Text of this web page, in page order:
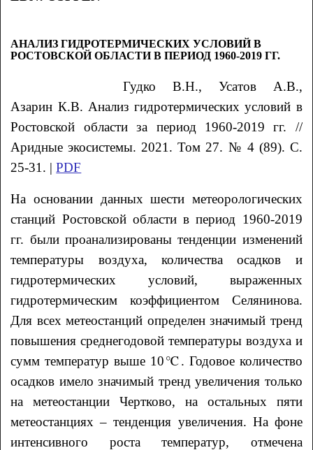
АНАЛИЗ ГИДРОТЕРМИЧЕСКИХ УСЛОВИЙ В
РОСТОВСКОЙ ОБЛАСТИ В ПЕРИОД 1960-2019 ГГ.
Гудко В.Н., Усатов А.В.,
Азарин К.В. Анализ гидротермических условий в
Ростовской области за период 1960-2019 гг. //
Аридные экосистемы. 2021. Том 27. № 4 (89). С.
25-31. |PDF
На основании данных шести метеорологических
станций Ростовской области в период 1960-2019
гг. были проанализированы тенденции изменений
температуры воздуха, количества осадков и
гидротермических условий, выраженных
гидротермическим коэффициентом Селянинова.
Для всех метеостанций определен значимый тренд
повышения среднегодовой температуры воздуха и
сумм температур выше 10℃. Годовое количество
осадков имело значимый тренд увеличения только
на метеостанции Чертково, на остальных пяти
метеостанциях – тенденция увеличения. На фоне
интенсивного роста температур, отмечена